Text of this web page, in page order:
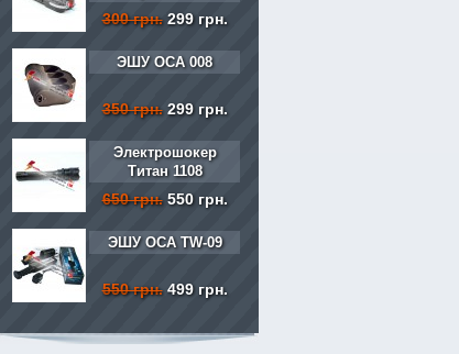
300 грн. 299 грн.
ЭШУ ОСА 008
350 грн. 299 грн.
Электрошокер
Титан 1108
650 грн. 550 грн.
ЭШУ ОСА TW-09
550 грн. 499 грн.